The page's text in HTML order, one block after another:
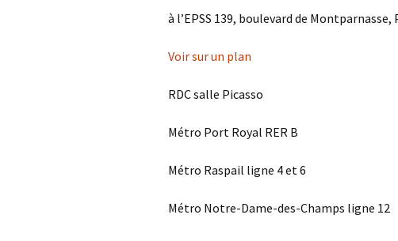
à l’EPSS 139, boulevard de Montparnasse,
Voir sur un plan
RDC salle Picasso
Métro Port Royal RER B
Métro Raspail ligne 4 et 6
Métro Notre-Dame-des-Champs ligne 12